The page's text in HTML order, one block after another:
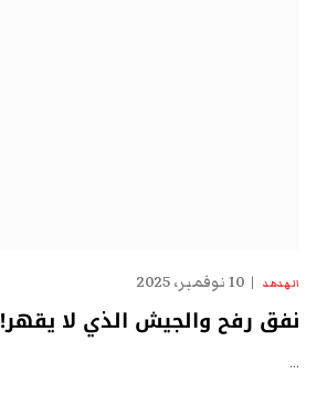
الهدهد 10 نوفمبر، 2025
نفق رفح والجيش الذي لا يقهر!
…